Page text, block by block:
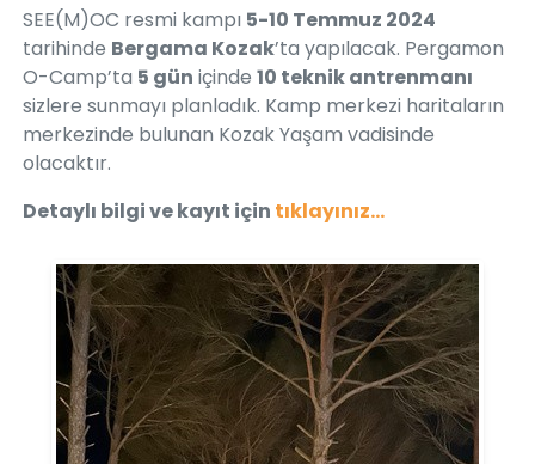
SEE(M)OC resmi kampı 5-10 Temmuz 2024
tarihinde Bergama Kozak’ta yapılacak. Pergamon
O-Camp’ta 5 gün içinde 10 teknik antrenmanı
sizlere sunmayı planladık. Kamp merkezi haritaların
merkezinde bulunan Kozak Yaşam vadisinde
olacaktır.
Detaylı bilgi ve kayıt için tıklayınız...